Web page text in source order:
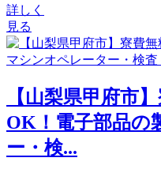
詳しく
見る
【山梨県甲府市
OK！電子部品の
ー・検...